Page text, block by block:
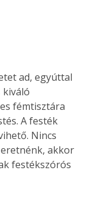
ad, egyúttal
kiváló
fémtisztára
A festék
Nincs
akkor
festékszórós